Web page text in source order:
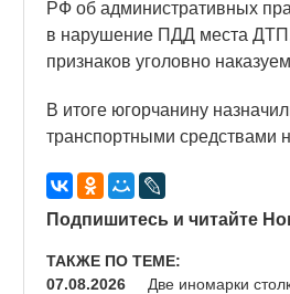
РФ об административных
в нарушение ПДД места ДТП,
признаков уголовно
В итоге югорчанину
транспортными средствами
Подпишитесь и читайте
ТАКЖЕ ПО ТЕМЕ:
07.08.2026
Две иномарки